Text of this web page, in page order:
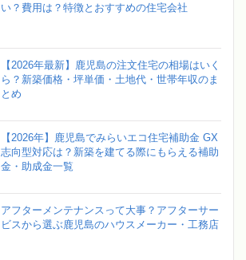
い？費用は？特徴とおすすめの住宅会社
【2026年最新】鹿児島の注文住宅の相場はいく
ら？新築価格・坪単価・土地代・世帯年収のま
とめ
【2026年】鹿児島でみらいエコ住宅補助金 GX
志向型対応は？新築を建てる際にもらえる補助
金・助成金一覧
アフターメンテナンスって大事？アフターサー
ビスから選ぶ鹿児島のハウスメーカー・工務店